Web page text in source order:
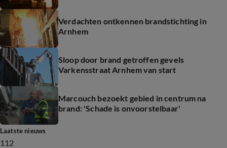
Verdachten ontkennen brandstichting in
Arnhem
Sloop door brand getroffen gevels
Varkensstraat Arnhem van start
Marcouch bezoekt gebied in centrum na
brand: 'Schade is onvoorstelbaar'
Laatste nieuws
112